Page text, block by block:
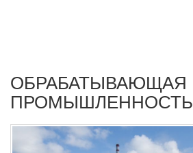
ОБРАБАТЫВАЮЩАЯ
ПРОМЫШЛЕННОСТЬ